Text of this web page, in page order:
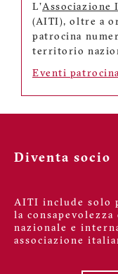
L'
(AITI), oltre a
patrocina
territorio
Eventi
Diventa socio
AITI include solo
la
nazionale e
associazione